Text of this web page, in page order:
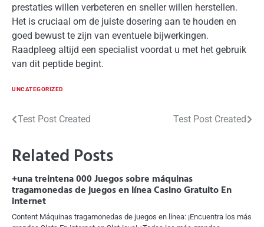
prestaties willen verbeteren en sneller willen herstellen.
Het is cruciaal om de juiste dosering aan te houden en
goed bewust te zijn van eventuele bijwerkingen.
Raadpleeg altijd een specialist voordat u met het gebruik
van dit peptide begint.
UNCATEGORIZED
Post
navigation
Test Post Created Test Post Created
Related Posts
+una treintena 000 Juegos sobre máquinas
tragamonedas de juegos en línea Casino Gratuito En
internet
Content Máquinas tragamonedas de juegos en línea: ¡Encuentra los más